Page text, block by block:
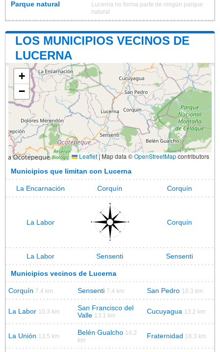
Parque natural
Lucerna no forma parte de ningún parque
natural
LOS MUNICIPIOS VECINOS DE
LUCERNA
+
−
Leaflet|Map data ©OpenStreetMapcontributors
Municipios que limitan con Lucerna
La Encarnación Corquín Corquín
La Labor Corquín
La Labor Sensenti Sensenti
Municipios vecinos de Lucerna
Corquín 7.4 km Sensenti 7.4 km San Pedro 10.3 km
La Labor 10.3 km
San Francisco del
Valle 13.1 km
Cucuyagua 13.2 km
La Unión 13.5 km Belén Gualcho 16.2
km
Fraternidad 16.3 km